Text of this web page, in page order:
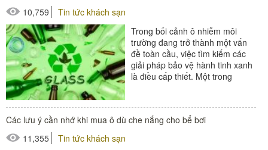
10,759
Tin tức khách sạn
Trong bối cảnh ô nhiễm môi
trường đang trở thành một vấn
đề toàn cầu, việc tìm kiếm các
giải pháp bảo vệ hành tinh xanh
là điều cấp thiết. Một trong
Các lưu ý cần nhớ khi mua ô dù che nắng cho bể bơi
11,355
Tin tức khách sạn